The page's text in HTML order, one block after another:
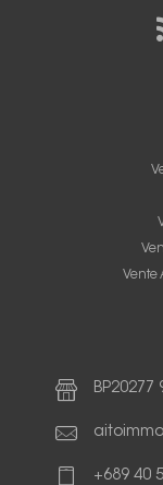
Vente
BP20277
+689 40